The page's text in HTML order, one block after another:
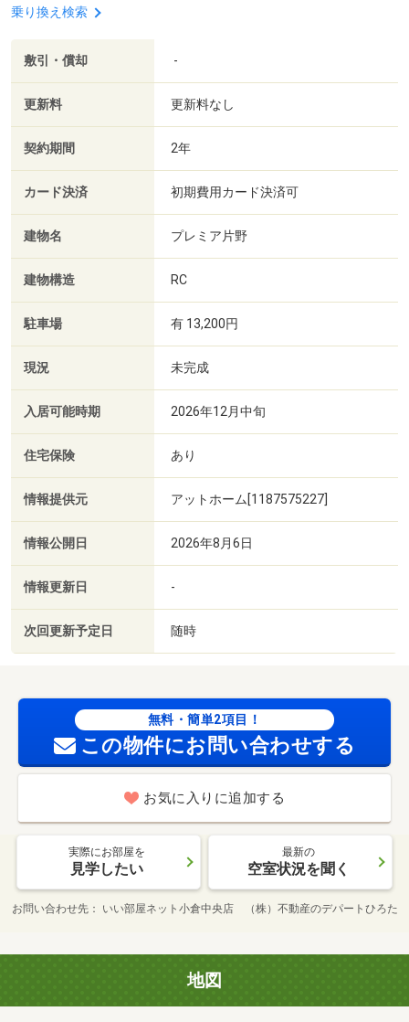
乗り換え検索
敷引・償却 -
更新料 更新料なし
契約期間 2年
カード決済 初期費用カード決済可
建物名 プレミア片野
建物構造 RC
駐車場 有 13,200円
現況 未完成
入居可能時期 2026年12月中旬
住宅保険 あり
情報提供元 アットホーム[1187575227]
情報公開日 2026年8月6日
情報更新日 -
次回更新予定日 随時
無料・簡単2項目！
この物件にお問い合わせする
お気に入りに追加する
実際にお部屋を
見学したい
最新の
空室状況を聞く
お問い合わせ先 いい部屋ネット小倉中央店 （株）不動産のデパートひろた
地図